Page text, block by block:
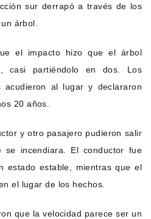
sur derrapó a través de los
árbol.
el impacto hizo que el árbol
casi partiéndolo en dos. Los
acudieron al lugar y declararon
20 años.
y otro pasajero pudieron salir
incendiara. El conductor fue
estado estable, mientras que el
el lugar de los hechos.
que la velocidad parece ser un